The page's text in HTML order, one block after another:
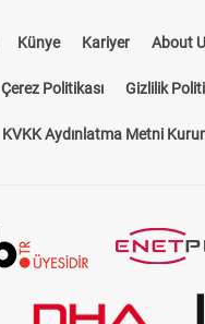
Künye Kariyer About
Çerez Politikası Gizlilik
KVKK Aydınlatma Metni